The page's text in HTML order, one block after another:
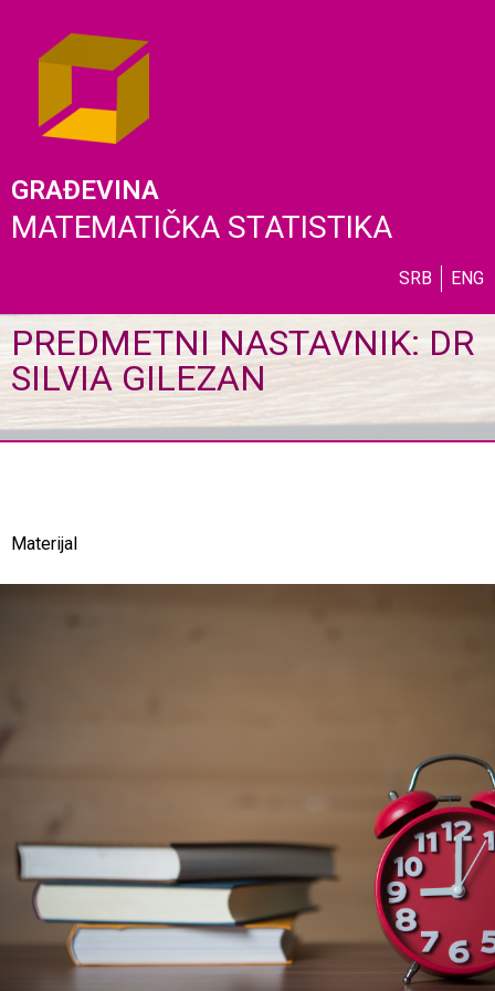
GRAĐEVINA
MATEMATIČKA STATISTIKA
SRB ENG
PREDMETNI NASTAVNIK: DR
SILVIA GILEZAN
Materijal